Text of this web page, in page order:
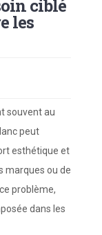
ciblé
les
souvent au
peut
esthétique et
marques ou de
problème,
dans les